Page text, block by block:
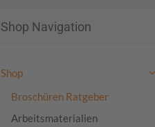
Shop Navigation
Shop
Broschüren Ratgeber
Arbeitsmaterialien